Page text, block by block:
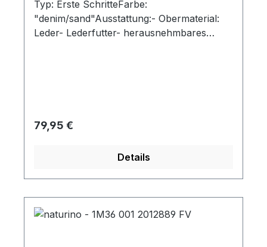
Typ: Erste SchritteFarbe:
"denim/sand"Ausstattung:- Obermaterial:
Leder- Lederfutter- herausnehmbares
Regulärer Preis:
79,95 €
Details